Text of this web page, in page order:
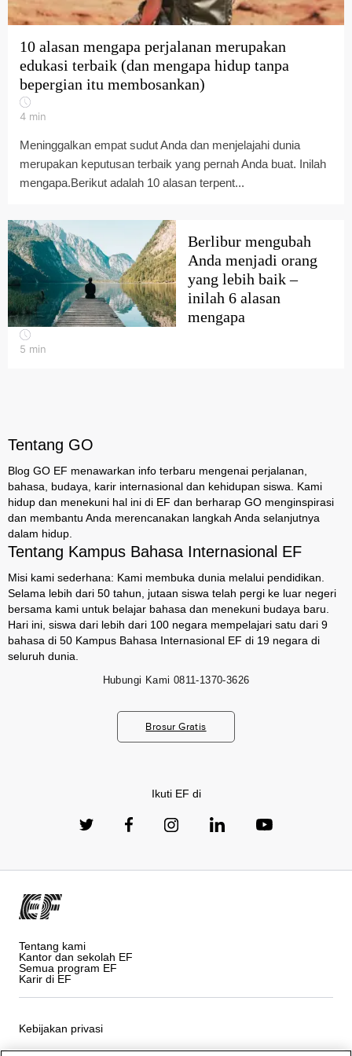
10 alasan mengapa perjalanan merupakan
edukasi terbaik (dan mengapa hidup tanpa
bepergian itu membosankan)
4 min
Meninggalkan empat sudut Anda dan menjelajahi dunia
merupakan keputusan terbaik yang pernah Anda buat. Inilah
mengapa.Berikut adalah 10 alasan terpent...
Berlibur mengubah
Anda menjadi orang
yang lebih baik –
inilah 6 alasan
mengapa
5 min
Tentang GO
Blog GO EF menawarkan info terbaru mengenai perjalanan,
bahasa, budaya, karir internasional dan kehidupan siswa. Kami
hidup dan menekuni hal ini di EF dan berharap GO menginspirasi
dan membantu Anda merencanakan langkah Anda selanjutnya
dalam hidup.
Tentang Kampus Bahasa Internasional EF
Misi kami sederhana: Kami membuka dunia melalui pendidikan.
Selama lebih dari 50 tahun, jutaan siswa telah pergi ke luar negeri
bersama kami untuk belajar bahasa dan menekuni budaya baru.
Hari ini, siswa dari lebih dari 100 negara mempelajari satu dari 9
bahasa di 50 Kampus Bahasa Internasional EF di 19 negara di
seluruh dunia.
Hubungi Kami 0811-1370-3626
Brosur Gratis
Ikuti EF di
Tentang kami
Kantor dan sekolah EF
Semua program EF
Karir di EF
Kebijakan privasi